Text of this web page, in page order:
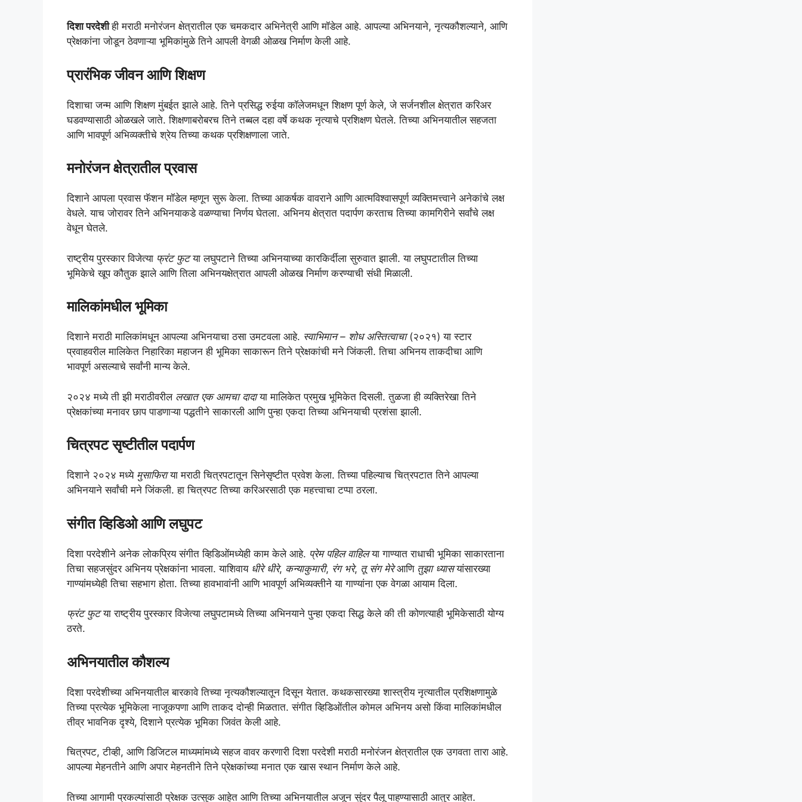
दिशा परदेशीही मराठी मनोरंजन क्षेत्रातील एक चमकदार अभिनेत्री आणि मॉडेल आहे. आपल्या अभिनयाने, नृत्यकौशल्याने, आणि
प्रेक्षकांना जोडून ठेवणाऱ्या भूमिकांमुळे तिने आपली वेगळी ओळख निर्माण केली आहे.
प्रारंभिक जीवन आणि शिक्षण
दिशाचा जन्म आणि शिक्षण मुंबईत झाले आहे. तिने प्रसिद्ध रुईया कॉलेजमधून शिक्षण पूर्ण केले, जे सर्जनशील क्षेत्रात करिअर
घडवण्यासाठी ओळखले जाते. शिक्षणाबरोबरच तिने तब्बल दहा वर्षे कथक नृत्याचे प्रशिक्षण घेतले. तिच्या अभिनयातील सहजता
आणि भावपूर्ण अभिव्यक्तीचे श्रेय तिच्या कथक प्रशिक्षणाला जाते.
मनोरंजन क्षेत्रातील प्रवास
दिशाने आपला प्रवास फॅशन मॉडेल म्हणून सुरू केला. तिच्या आकर्षक वावराने आणि आत्मविश्वासपूर्ण व्यक्तिमत्त्वाने अनेकांचे लक्ष
वेधले. याच जोरावर तिने अभिनयाकडे वळण्याचा निर्णय घेतला. अभिनय क्षेत्रात पदार्पण करताच तिच्या कामगिरीने सर्वांचे लक्ष
वेधून घेतले.
राष्ट्रीय पुरस्कार विजेत्या फ्रंट फुटया लघुपटाने तिच्या अभिनयाच्या कारकिर्दीला सुरुवात झाली. या लघुपटातील तिच्या
भूमिकेचे खूप कौतुक झाले आणि तिला अभिनयक्षेत्रात आपली ओळख निर्माण करण्याची संधी मिळाली.
मालिकांमधील भूमिका
दिशाने मराठी मालिकांमधून आपल्या अभिनयाचा ठसा उमटवला आहे. स्वाभिमान – शोध अस्तित्वाचा(२०२१) या स्टार
प्रवाहवरील मालिकेत निहारिका महाजन ही भूमिका साकारून तिने प्रेक्षकांची मने जिंकली. तिचा अभिनय ताकदीचा आणि
भावपूर्ण असल्याचे सर्वांनी मान्य केले.
२०२४ मध्ये ती झी मराठीवरील लखात एक आमचा दादाया मालिकेत प्रमुख भूमिकेत दिसली. तुळजा ही व्यक्तिरेखा तिने
प्रेक्षकांच्या मनावर छाप पाडणाऱ्या पद्धतीने साकारली आणि पुन्हा एकदा तिच्या अभिनयाची प्रशंसा झाली.
चित्रपट सृष्टीतील पदार्पण
दिशाने २०२४ मध्ये मुसाफिराया मराठी चित्रपटातून सिनेसृष्टीत प्रवेश केला. तिच्या पहिल्याच चित्रपटात तिने आपल्या
अभिनयाने सर्वांची मने जिंकली. हा चित्रपट तिच्या करिअरसाठी एक महत्त्वाचा टप्पा ठरला.
संगीत व्हिडिओ आणि लघुपट
दिशा परदेशीने अनेक लोकप्रिय संगीत व्हिडिओंमध्येही काम केले आहे. प्रेम पहिल वाहिलया गाण्यात राधाची भूमिका साकारताना
तिचा सहजसुंदर अभिनय प्रेक्षकांना भावला. याशिवाय धीरे धीरे, कन्याकुमारी, रंग भरे, तू संग मेरेआणि तुझा ध्यासयांसारख्या
गाण्यांमध्येही तिचा सहभाग होता. तिच्या हावभावांनी आणि भावपूर्ण अभिव्यक्तीने या गाण्यांना एक वेगळा आयाम दिला.
फ्रंट फुटया राष्ट्रीय पुरस्कार विजेत्या लघुपटामध्ये तिच्या अभिनयाने पुन्हा एकदा सिद्ध केले की ती कोणत्याही भूमिकेसाठी योग्य
ठरते.
अभिनयातील कौशल्य
दिशा परदेशीच्या अभिनयातील बारकावे तिच्या नृत्यकौशल्यातून दिसून येतात. कथकसारख्या शास्त्रीय नृत्यातील प्रशिक्षणामुळे
तिच्या प्रत्येक भूमिकेला नाजूकपणा आणि ताकद दोन्ही मिळतात. संगीत व्हिडिओंतील कोमल अभिनय असो किंवा मालिकांमधील
तीव्र भावनिक दृश्ये, दिशाने प्रत्येक भूमिका जिवंत केली आहे.
चित्रपट, टीव्ही, आणि डिजिटल माध्यमांमध्ये सहज वावर करणारी दिशा परदेशी मराठी मनोरंजन क्षेत्रातील एक उगवता तारा आहे.
आपल्या मेहनतीने आणि अपार मेहनतीने तिने प्रेक्षकांच्या मनात एक खास स्थान निर्माण केले आहे.
तिच्या आगामी प्रकल्पांसाठी प्रेक्षक उत्सुक आहेत आणि तिच्या अभिनयातील अजून सुंदर पैलू पाहण्यासाठी आतुर आहेत.